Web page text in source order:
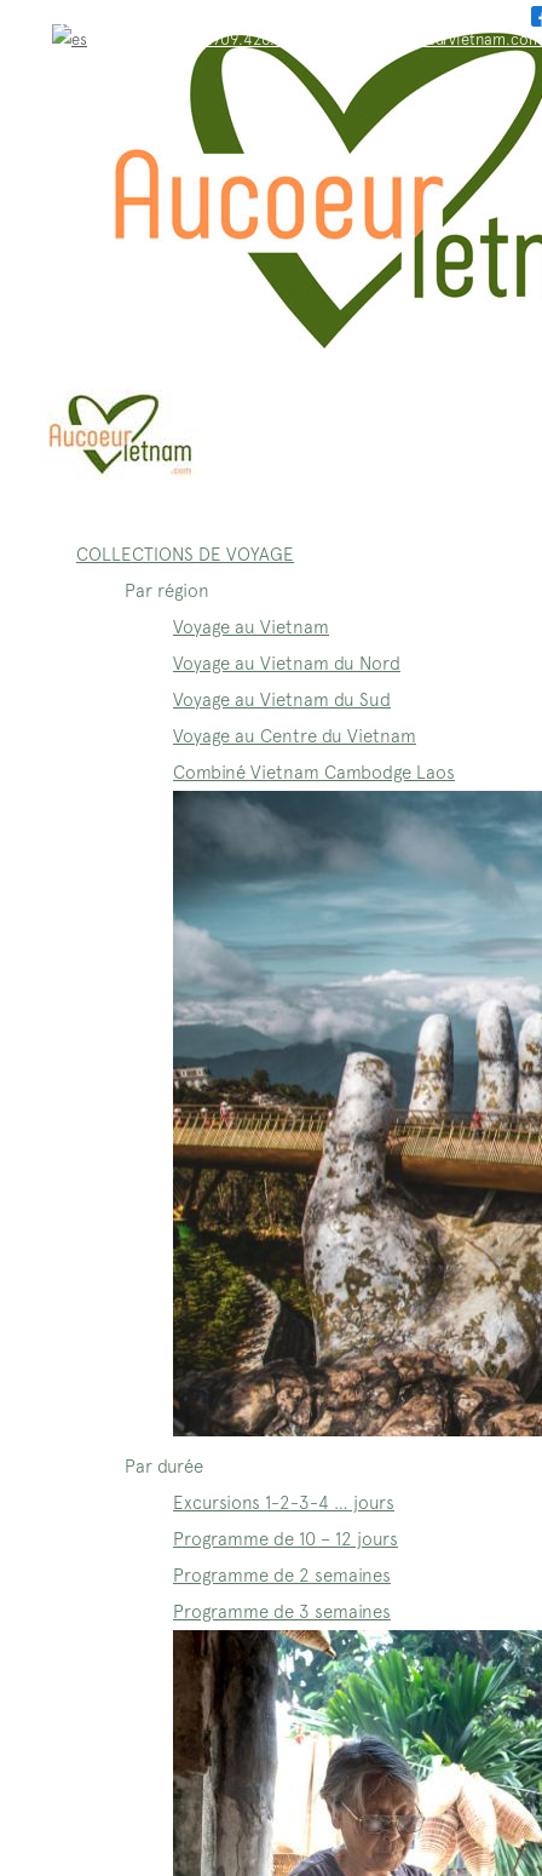
WhatsApp: +84.909.426.406 bonjour@aucoeurvietnam.com
COLLECTIONS DE VOYAGE
Par région
Voyage au Vietnam
Voyage au Vietnam du Nord
Voyage au Vietnam du Sud
Voyage au Centre du Vietnam
Combiné Vietnam Cambodge Laos
Par durée
Excursions 1-2-3-4 … jours
Programme de 10 – 12 jours
Programme de 2 semaines
Programme de 3 semaines
WhatsApp: +84.909.426.406